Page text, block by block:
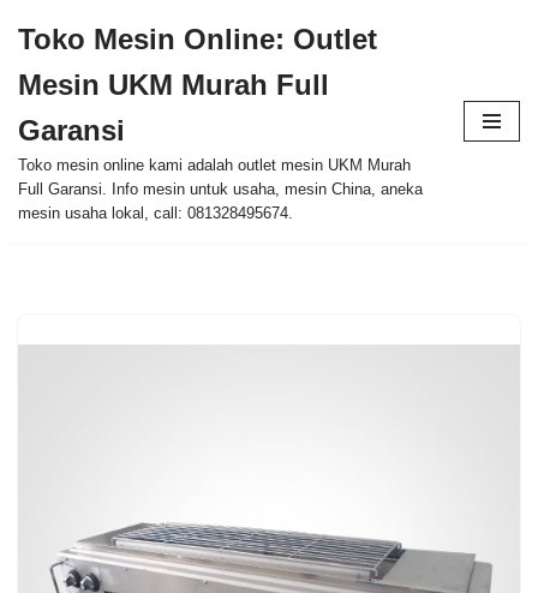
to
content
Toko Mesin Online: Outlet
Mesin UKM Murah Full
Garansi
Toko mesin online kami adalah outlet mesin UKM Murah
Full Garansi. Info mesin untuk usaha, mesin China, aneka
mesin usaha lokal, call: 081328495674.